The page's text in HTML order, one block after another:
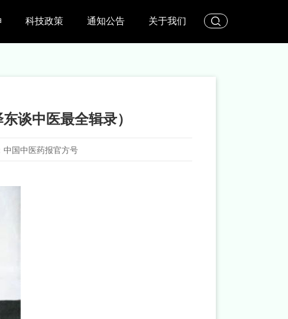
科技政策 通知公告 关于我们
谈中医最全辑录）
中国中医药报官方号